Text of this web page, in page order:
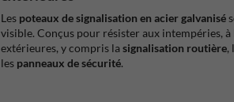
Les poteaux de signalisation en acier galvanisé
visible. Conçus pour résister aux intempéries,
extérieures, y compris la signalisation routière,
les panneaux de sécurité.